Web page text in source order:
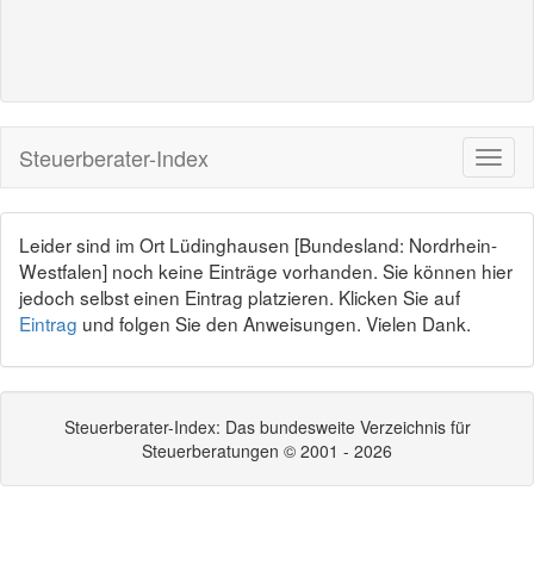
Steuerberater-Index
Leider sind im Ort Lüdinghausen [Bundesland: Nordrhein-
Westfalen] noch keine Einträge vorhanden. Sie können hier
jedoch selbst einen Eintrag platzieren. Klicken Sie auf
Eintrag und folgen Sie den Anweisungen. Vielen Dank.
Steuerberater-Index: Das bundesweite Verzeichnis für
Steuerberatungen © 2001 - 2026